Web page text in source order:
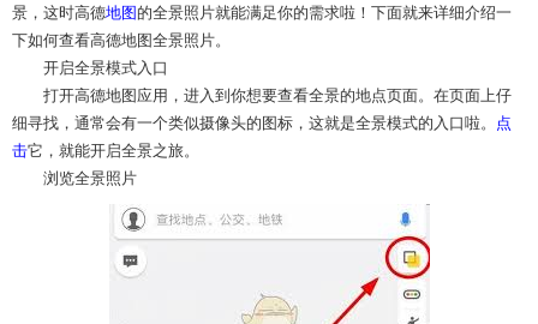
景，这时高德地图 的全景照片就能满足你的需求啦！下面就来详细介绍一
下如何查看高德地图全景照片。
开启全景模式入口
打开高德地图应用，进入到你想要查看全景的地点页面。在页面上仔
细寻找，通常会有一个类似摄像头的图标，这就是全景模式的入口啦。 点
击它，就能开启全景之旅。
浏览全景照片